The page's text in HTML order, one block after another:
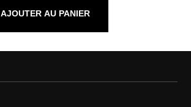
AJOUTER AU PANIER